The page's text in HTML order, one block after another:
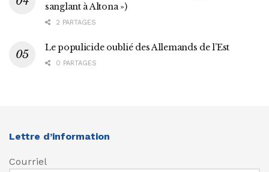
sanglant à Altona »)
2 PARTAGES
Le populicide oublié des Allemands de l’Est
0 PARTAGES
Lettre d’information
Courriel